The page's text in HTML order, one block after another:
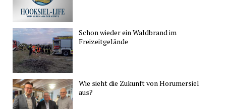
Schon wieder ein Waldbrand im
Freizeitgelände
Wie sieht die Zukunft von Horumersiel
aus?